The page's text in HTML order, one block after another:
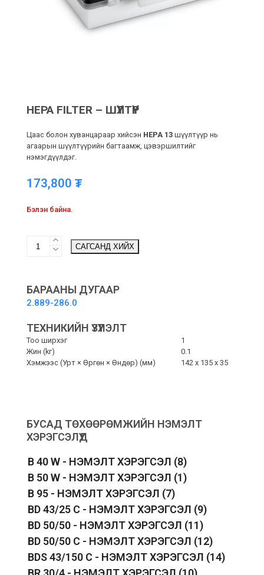
HEPA FILTER – ШҮҮЛТҮҮР
Цаас болон хуванцараар хийсэн HEPA 13шүүлтүүр нь
агаарын шүүлтүүрийн багтаамж, цэвэршилтийг
нэмэгдүүлдэг.
173,800 ₮
Бэлэн байна.
filter
quantity
САГСАНД ХИЙХ
БАРААНЫ ДУГААР
2.889-286.0
ТЕХНИКИЙН ҮЗҮҮЛЭЛТ
Тоо ширхэг
1
Жин (kг)
0.1
Хэмжээс (Урт × Өргөн × Өндөр) (мм)
142 x 135 x 35
БУСАД ТӨХӨӨРӨМЖИЙН НЭМЭЛТ
ХЭРЭГСЭЛҮҮД
B 40 W - НЭМЭЛТ ХЭРЭГСЭЛ (8)
B 50 W - НЭМЭЛТ ХЭРЭГСЭЛ (1)
B 95 - НЭМЭЛТ ХЭРЭГСЭЛ (7)
BD 43/25 C - НЭМЭЛТ ХЭРЭГСЭЛ (9)
BD 50/50 - НЭМЭЛТ ХЭРЭГСЭЛ (11)
BD 50/50 C - НЭМЭЛТ ХЭРЭГСЭЛ (12)
BDS 43/150 C - НЭМЭЛТ ХЭРЭГСЭЛ (14)